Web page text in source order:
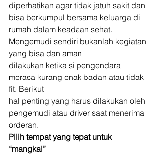
diperhatikan agar tidak jatuh sakit dan
bisa berkumpul bersama keluarga di
rumah dalam keadaan sehat.
Mengemudi sendiri bukanlah kegiatan
yang bisa dan aman
dilakukan ketika si pengendara
merasa kurang enak badan atau tidak
fit. Berikut
hal penting yang harus dilakukan oleh
pengemudi atau driver saat menerima
orderan.
Pilih tempat yang tepat untuk
“mangkal”